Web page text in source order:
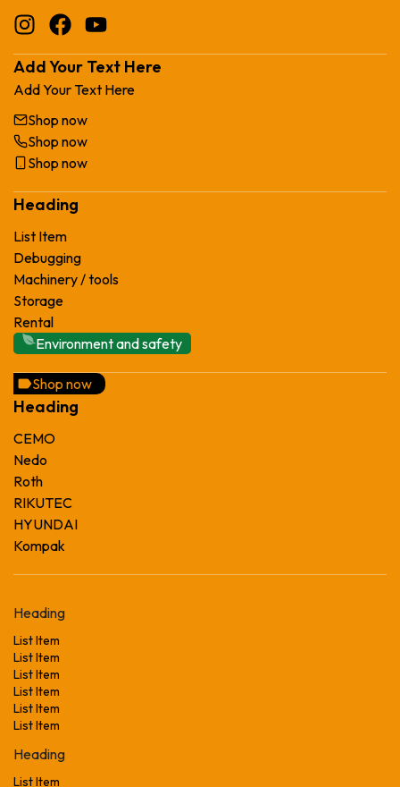
Add Your Text Here
Add Your Text Here
Shop now
Shop now
Shop now
Heading
List Item
Debugging
Machinery / tools
Storage
Rental
Environment and safety
Shop now
Heading
CEMO
Nedo
Roth
RIKUTEC
HYUNDAI
Kompak
Heading
List Item
List Item
List Item
List Item
List Item
List Item
Heading
List Item